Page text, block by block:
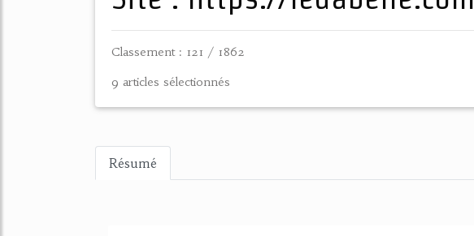
Classement : 121 / 1862
9 articles sélectionnés
Résumé